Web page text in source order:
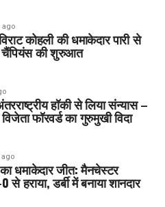
ago
कोहली की धमाकेदार पारी से
चैंपियंस की शुरुआत
हॉकी से लिया संन्यास –
फॉरवर्ड का गुरुमुखी विदा
धमाकेदार जीत: मैनचेस्टर
हराया, डर्बी में बनाया शानदार